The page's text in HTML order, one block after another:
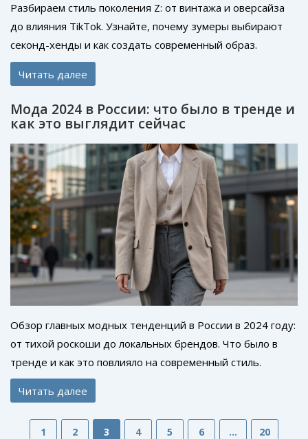
Разбираем стиль поколения Z: от винтажа и оверсайза
до влияния TikTok. Узнайте, почему зумеры выбирают
секонд-хенды и как создать современный образ.
Читать далее
Мода 2024 в России: что было в тренде и
как это выглядит сейчас
Обзор главных модных тенденций в России в 2024 году:
от тихой роскоши до локальных брендов. Что было в
тренде и как это повлияло на современный стиль.
Читать далее
1 2 3 4 5 6 … 20